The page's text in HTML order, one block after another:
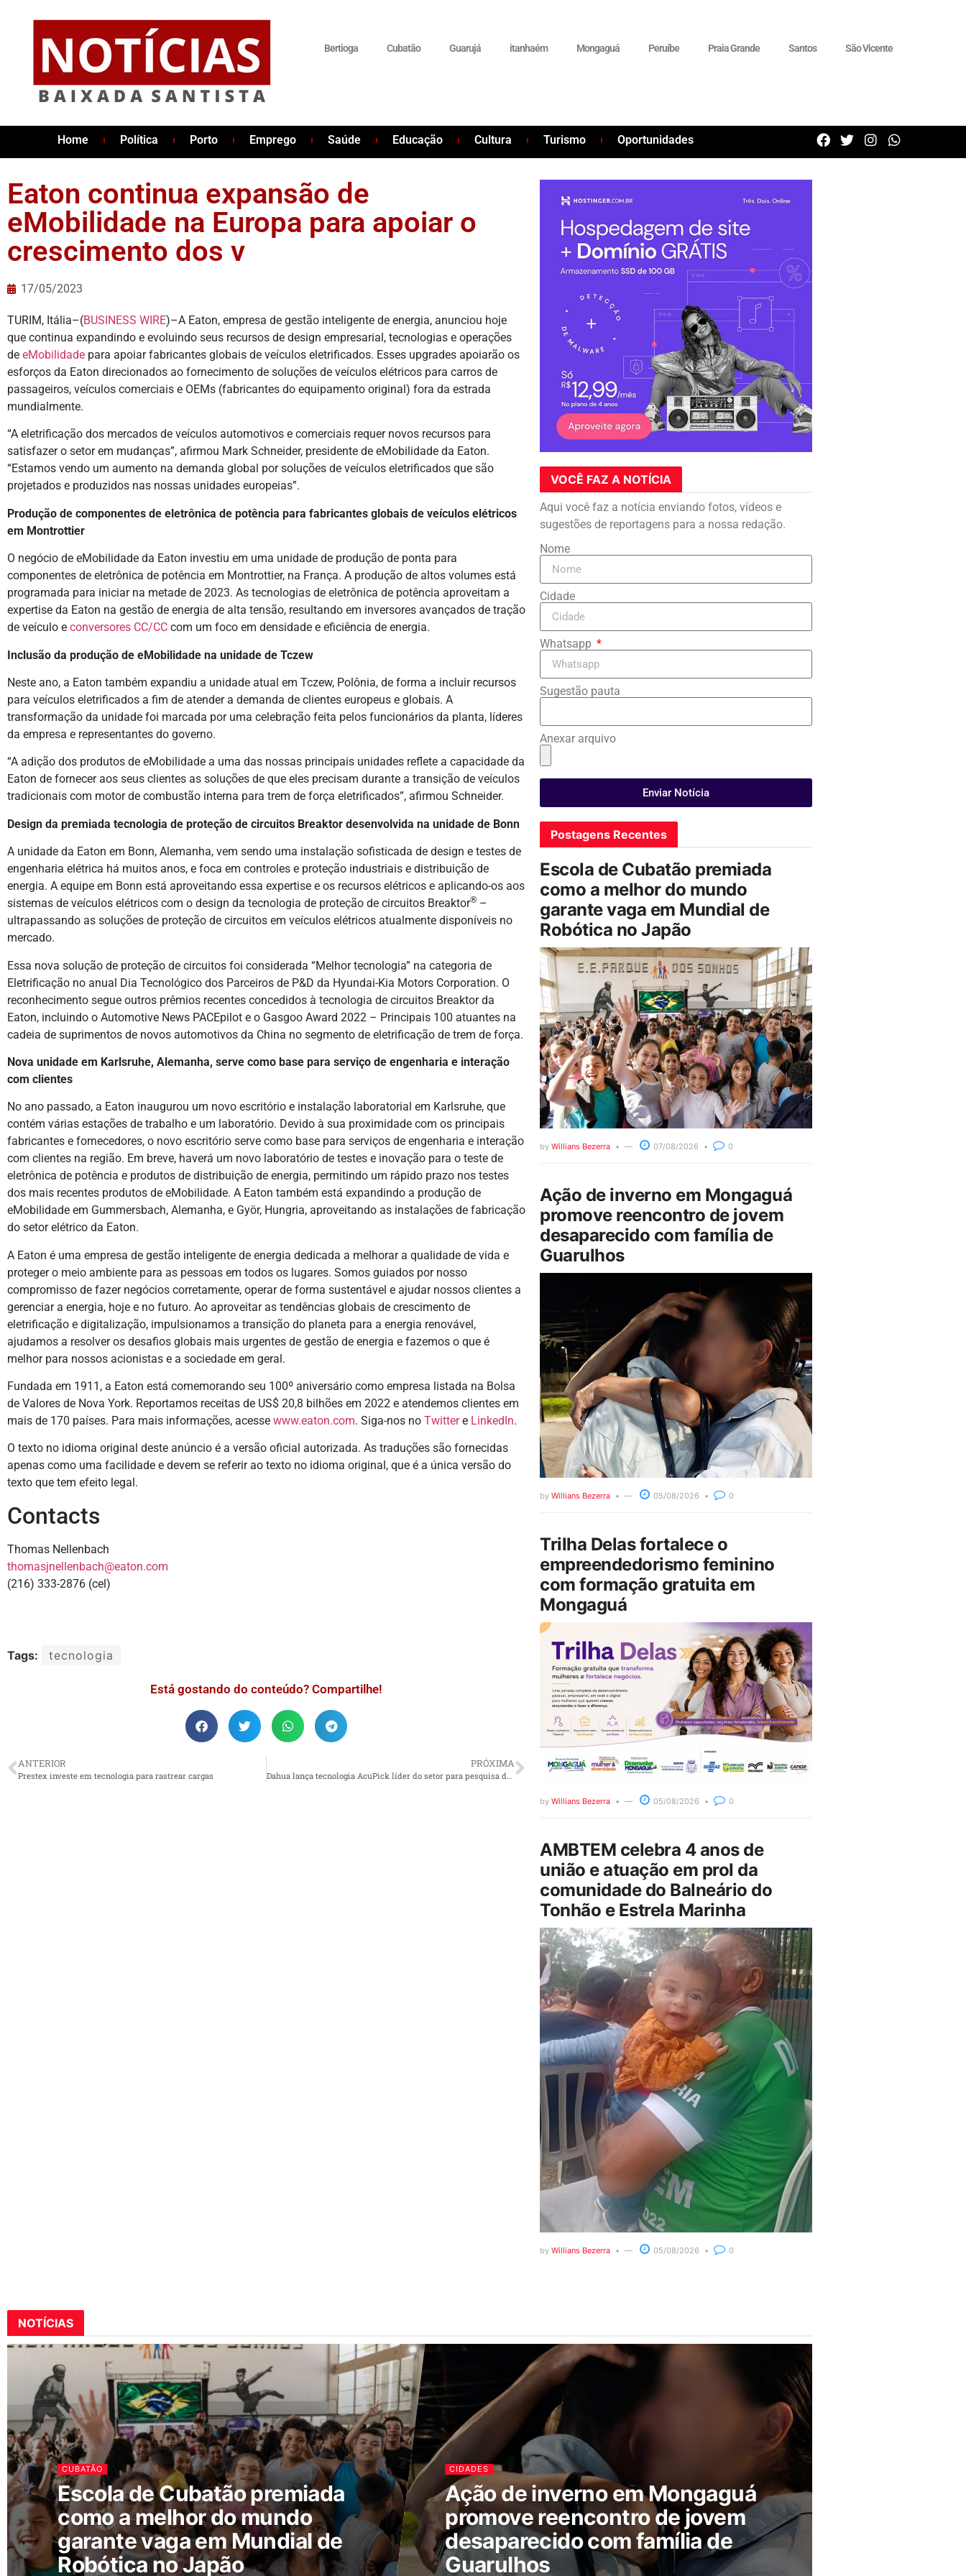
Bertioga Cubatão Guarujá itanhaém Mongaguá Peruíbe Praia Grande Santos São Vicente
Home Política Porto Emprego Saúde Educação Cultura Turismo Oportunidades
Eaton continua expansão de
eMobilidade na Europa para apoiar o
crescimento dos v
17/05/2023
TURIM, Itália–(BUSINESS WIRE)–A Eaton, empresa de gestão inteligente de energia, anunciou hoje
que continua expandindo e evoluindo seus recursos de design empresarial, tecnologias e operações
de eMobilidade para apoiar fabricantes globais de veículos eletrificados. Esses upgrades apoiarão os
esforços da Eaton direcionados ao fornecimento de soluções de veículos elétricos para carros de
passageiros, veículos comerciais e OEMs (fabricantes do equipamento original) fora da estrada
mundialmente.
“A eletrificação dos mercados de veículos automotivos e comerciais requer novos recursos para
satisfazer o setor em mudanças”, afirmou Mark Schneider, presidente de eMobilidade da Eaton.
“Estamos vendo um aumento na demanda global por soluções de veículos eletrificados que são
projetados e produzidos nas nossas unidades europeias”.
Produção de componentes de eletrônica de potência para fabricantes globais de veículos elétricos
em Montrottier
O negócio de eMobilidade da Eaton investiu em uma unidade de produção de ponta para
componentes de eletrônica de potência em Montrottier, na França. A produção de altos volumes está
programada para iniciar na metade de 2023. As tecnologias de eletrônica de potência aproveitam a
expertise da Eaton na gestão de energia de alta tensão, resultando em inversores avançados de tração
de veículo e conversores CC/CC com um foco em densidade e eficiência de energia.
Inclusão da produção de eMobilidade na unidade de Tczew
Neste ano, a Eaton também expandiu a unidade atual em Tczew, Polônia, de forma a incluir recursos
para veículos eletrificados a fim de atender a demanda de clientes europeus e globais. A
transformação da unidade foi marcada por uma celebração feita pelos funcionários da planta, líderes
da empresa e representantes do governo.
“A adição dos produtos de eMobilidade a uma das nossas principais unidades reflete a capacidade da
Eaton de fornecer aos seus clientes as soluções de que eles precisam durante a transição de veículos
tradicionais com motor de combustão interna para trem de força eletrificados”, afirmou Schneider.
Design da premiada tecnologia de proteção de circuitos Breaktor desenvolvida na unidade de Bonn
A unidade da Eaton em Bonn, Alemanha, vem sendo uma instalação sofisticada de design e testes de
engenharia elétrica há muitos anos, e foca em controles e proteção industriais e distribuição de
energia. A equipe em Bonn está aproveitando essa expertise e os recursos elétricos e aplicando-os aos
sistemas de veículos elétricos com o design da tecnologia de proteção de circuitos Breaktor® –
ultrapassando as soluções de proteção de circuitos em veículos elétricos atualmente disponíveis no
mercado.
Essa nova solução de proteção de circuitos foi considerada “Melhor tecnologia” na categoria de
Eletrificação no anual Dia Tecnológico dos Parceiros de P&D da Hyundai-Kia Motors Corporation. O
reconhecimento segue outros prêmios recentes concedidos à tecnologia de circuitos Breaktor da
Eaton, incluindo o Automotive News PACEpilot e o Gasgoo Award 2022 – Principais 100 atuantes na
cadeia de suprimentos de novos automotivos da China no segmento de eletrificação de trem de força.
Nova unidade em Karlsruhe, Alemanha, serve como base para serviço de engenharia e interação
com clientes
No ano passado, a Eaton inaugurou um novo escritório e instalação laboratorial em Karlsruhe, que
contém várias estações de trabalho e um laboratório. Devido à sua proximidade com os principais
fabricantes e fornecedores, o novo escritório serve como base para serviços de engenharia e interação
com clientes na região. Em breve, haverá um novo laboratório de testes e inovação para o teste de
eletrônica de potência e produtos de distribuição de energia, permitindo um rápido prazo nos testes
dos mais recentes produtos de eMobilidade. A Eaton também está expandindo a produção de
eMobilidade em Gummersbach, Alemanha, e Györ, Hungria, aproveitando as instalações de fabricação
do setor elétrico da Eaton.
A Eaton é uma empresa de gestão inteligente de energia dedicada a melhorar a qualidade de vida e
proteger o meio ambiente para as pessoas em todos os lugares. Somos guiados por nosso
compromisso de fazer negócios corretamente, operar de forma sustentável e ajudar nossos clientes a
gerenciar a energia, hoje e no futuro. Ao aproveitar as tendências globais de crescimento de
eletrificação e digitalização, impulsionamos a transição do planeta para a energia renovável,
ajudamos a resolver os desafios globais mais urgentes de gestão de energia e fazemos o que é
melhor para nossos acionistas e a sociedade em geral.
Fundada em 1911, a Eaton está comemorando seu 100º aniversário como empresa listada na Bolsa
de Valores de Nova York. Reportamos receitas de US$ 20,8 bilhões em 2022 e atendemos clientes em
mais de 170 países. Para mais informações, acesse www.eaton.com. Siga-nos no Twittere LinkedIn.
O texto no idioma original deste anúncio é a versão oficial autorizada. As traduções são fornecidas
apenas como uma facilidade e devem se referir ao texto no idioma original, que é a única versão do
texto que tem efeito legal.
Contacts
Thomas Nellenbach
thomasjnellenbach@eaton.com
(216) 333-2876 (cel)
Tags: tecnologia
Está gostando do conteúdo? Compartilhe!
ANTERIOR
Prestex investe em tecnologia para rastrear cargas
PRÓXIMA
VOCÊ FAZ A NOTÍCIA
Aqui você faz a notícia enviando fotos, vídeos e
sugestões de reportagens para a nossa redação.
Nome
Cidade
Whatsapp
Sugestão pauta
Anexar arquivo
Enviar Notícia
Postagens Recentes
Escola de Cubatão premiada
como a melhor do mundo
garante vaga em Mundial de
Robótica no Japão
by Willians Bezerra 07/08/2026 0
Ação de inverno em Mongaguá
promove reencontro de jovem
desaparecido com família de
Guarulhos
by Willians Bezerra 05/08/2026 0
Trilha Delas fortalece o
empreendedorismo feminino
com formação gratuita em
Mongaguá
by Willians Bezerra 05/08/2026 0
AMBTEM celebra 4 anos de
união e atuação em prol da
comunidade do Balneário do
Tonhão e Estrela Marinha
by Willians Bezerra 05/08/2026 0
NOTÍCIAS
CUBATÃO
Escola de Cubatão premiada
como a melhor do mundo
garante vaga em Mundial de
Robótica no Japão
CIDADES
Ação de inverno em Mongaguá
promove reencontro de jovem
desaparecido com família de
Guarulhos